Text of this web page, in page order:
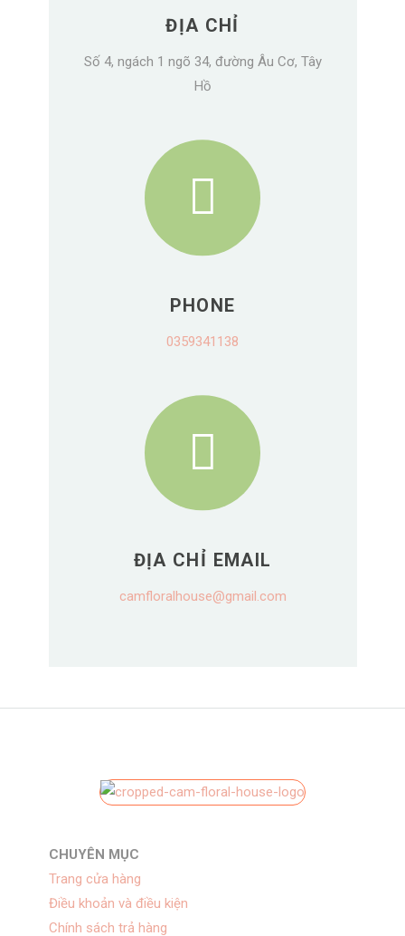
ĐỊA CHỈ
Số 4, ngách 1 ngõ 34, đường Âu Cơ, Tây
Hồ
PHONE
0359341138
ĐỊA CHỈ EMAIL
camfloralhouse@gmail.com
CHUYÊN MỤC
Trang cửa hàng
Điều khoản và điều kiện
Chính sách trả hàng